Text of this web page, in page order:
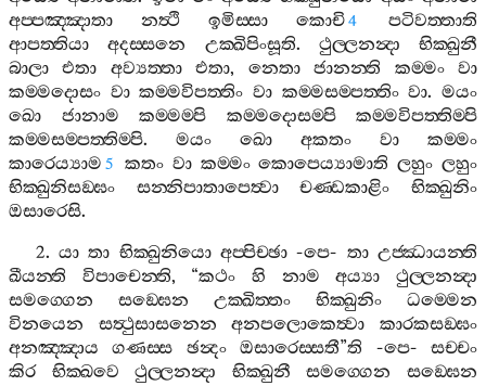
අප‍්පඤ‍්ඤාතා
නත්‍ථි ඉමිස‍්සා කොචි4
පටිවත‍්තාති
ආපත‍්තියා
අදස‍්සනෙ උක‍්ඛිපිංසූති. ථුල‍්ලනන්‍දා
භික‍්ඛුනී
බාලා
එතා අව්‍යත‍්තා එතා, නෙතා ජානන‍්ති කම‍්මං
වා
කම‍්මදොසං වා කම‍්මවිපත‍්තිං වා කම‍්මසම‍්පත‍්තිං වා.මයං
ඛො
ජානාම කම‍්මම‍්පි කම‍්මදොසම‍්පි
කම‍්මවිපත‍්තිම‍්පි
කම‍්මසම‍්පත‍්තිම‍්පි. මයං ඛො අකතං වා
කම‍්මං
කාරෙය්‍යාම 5 කතං වා කම‍්මං කොපෙය්‍යාමාති ලහුං ලහුං
භික‍්ඛුනිසඞ‍්ඝං
සන‍්නිපාතාපෙත්‍වා චණ‍්ඩකාළිං
භික‍්ඛුනිං
ඔසාරෙසි.
2. යා තා භික‍්ඛුනියො අප‍්පිච‍්ඡා -පෙ- තා උජ‍්ඣායන‍්ති
ඛීයන‍්ති
විපාචෙන‍්ති, “කථං හි නාම අය්‍යා
ථුල‍්ලනන්‍දා
සමග‍්ගෙන
සඞ‍්ඝෙන උක‍්ඛිත‍්තං භික‍්ඛුනිං
ධම‍්මෙන
විනයෙන
සත්‍ථුසාසනෙන අනපලොකෙත්‍වා
කාරකසඞ‍්ඝං
අනඤ‍්ඤාය
ගණස‍්ස ඡන්‍දං ඔසාරෙස‍්සතී”ති -පෙ-සච‍්චං
කිර
භික‍්ඛවෙ ථුල‍්ලනන්‍දා භික‍්ඛුනී සමග‍්ගෙන සඞ‍්ඝෙන